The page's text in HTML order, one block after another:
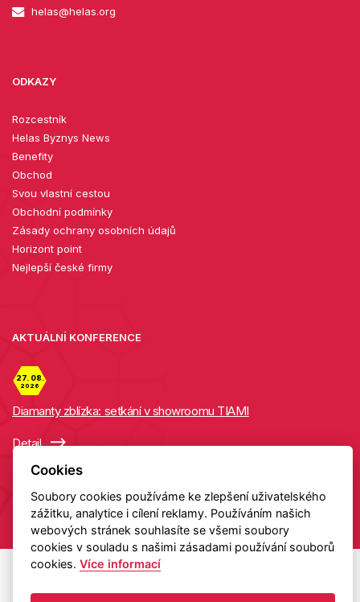
helas@helas.org
ODKAZY
Rozcestník
Helas Byznys News
Benefity
Obchod
Svou vlastní cestou
Obchodní podmínky
Zásady ochrany osobních údajů
Horizont point
Nejlepší české firmy
AKTUÁLNÍ KONFERENCE
27. 08.
2026
Diamanty zblízka: setkání v showroomu TIAMI
Detail
Copyright 2026 HELAS
Cookies
Soubory cookies používáme ke zlepšení uživatelského
zážitku, analytice i cílení reklamy. Používáním našich
webových stránek souhlasíte se všemi soubory
cookies v souladu s našimi zásadami používání souborů
cookies.Více informací